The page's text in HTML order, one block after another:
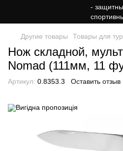
Другие товары Товары для
Нож складной,
Nomad (111мм, 11
Артикул: 0.8353.3 Оставить отзыв